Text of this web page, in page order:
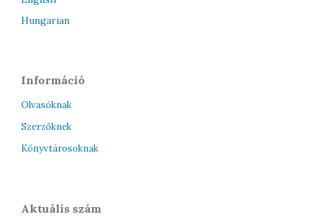
Hungarian
Információ
Olvasóknak
Szerzőknek
Könyvtárosoknak
Aktuális szám